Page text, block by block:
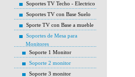
Soportes TV Techo - Electrico
Soportes TV con Base Suelo
Sporte TV con Base a mueble
Soportes de Mesa para
Monitores
Soporte 1 Monitor
Soporte 2 monitor
Soporte 3 monitor